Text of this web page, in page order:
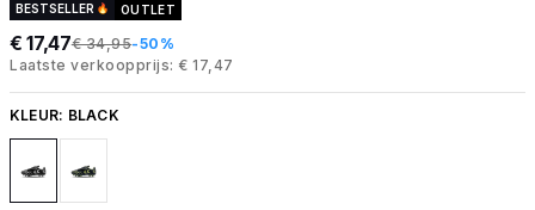
BESTSELLER OUTLET
€ 17,47€ 34,95-50%
Laatste verkoopprijs: € 17,47
KLEUR: BLACK